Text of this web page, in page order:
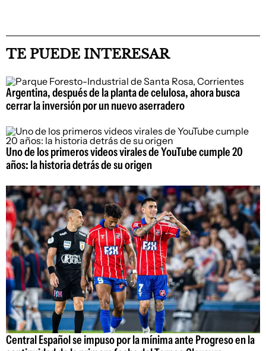
TE PUEDE INTERESAR
Argentina, después de la planta de celulosa, ahora busca
cerrar la inversión por un nuevo aserradero
Uno de los primeros videos virales de YouTube cumple 20
años: la historia detrás de su origen
Central Español se impuso por la mínima ante Progreso en la